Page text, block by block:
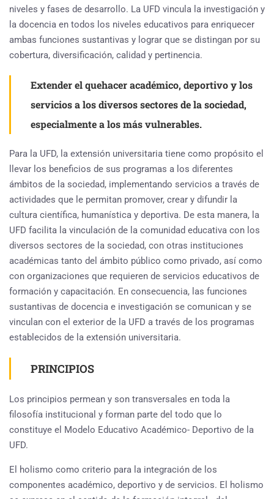
niveles y fases de desarrollo. La UFD vincula la investigación y
la docencia en todos los niveles educativos para enriquecer
ambas funciones sustantivas y lograr que se distingan por su
cobertura, diversificación, calidad y pertinencia.
Extender el quehacer académico, deportivo y los
servicios a los diversos sectores de la sociedad,
especialmente a los más vulnerables.
Para la UFD, la extensión universitaria tiene como propósito el
llevar los beneficios de sus programas a los diferentes
ámbitos de la sociedad, implementando servicios a través de
actividades que le permitan promover, crear y difundir la
cultura científica, humanística y deportiva. De esta manera, la
UFD facilita la vinculación de la comunidad educativa con los
diversos sectores de la sociedad, con otras instituciones
académicas tanto del ámbito público como privado, así como
con organizaciones que requieren de servicios educativos de
formación y capacitación. En consecuencia, las funciones
sustantivas de docencia e investigación se comunican y se
vinculan con el exterior de la UFD a través de los programas
establecidos de la extensión universitaria.
PRINCIPIOS
Los principios permean y son transversales en toda la
filosofía institucional y forman parte del todo que lo
constituye el Modelo Educativo Académico- Deportivo de la
UFD.
El holismo como criterio para la integración de los
componentes académico, deportivo y de servicios. El holismo